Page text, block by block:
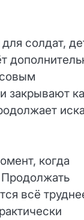
солдат,
закрывают
когда
Продолжать
всё